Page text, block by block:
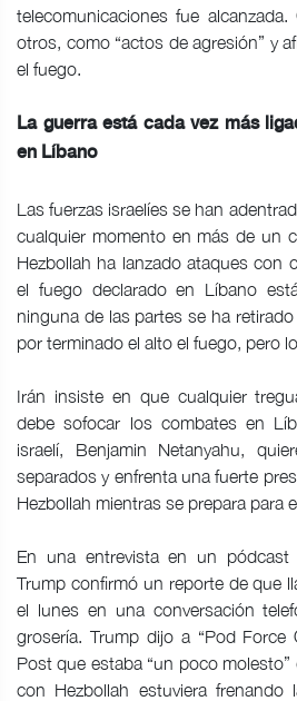
telecomunicaciones fue
otros, como “actos de agresión” y
el fuego.
La guerra está cada vez más
en Líbano
Las fuerzas israelíes se han
cualquier momento en más de un
Hezbollah ha lanzado ataques con
el fuego declarado en Líbano
ninguna de las partes se ha
por terminado el alto el fuego, pero
Irán insiste en que cualquier
debe sofocar los combates en
israelí, Benjamin Netanyahu,
separados y enfrenta una fuerte
Hezbollah mientras se prepara para
En una entrevista en un pódcast
Trump confirmó un reporte de que
el lunes en una conversación
grosería. Trump dijo a “Pod Force
Post que estaba “un poco molesto”
con Hezbollah estuviera frenando